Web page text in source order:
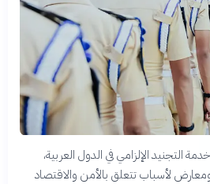
التجنيد الإلزامي في الدول العربية،
لأسباب تتعلق بالأمن والاقتصاد